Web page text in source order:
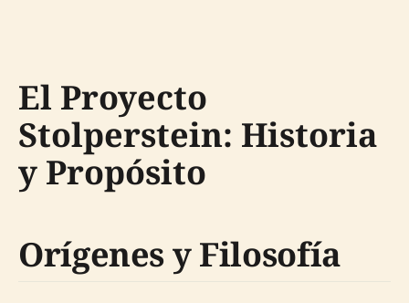
El Proyecto
Stolperstein: Historia
y Propósito
Orígenes y Filosofía